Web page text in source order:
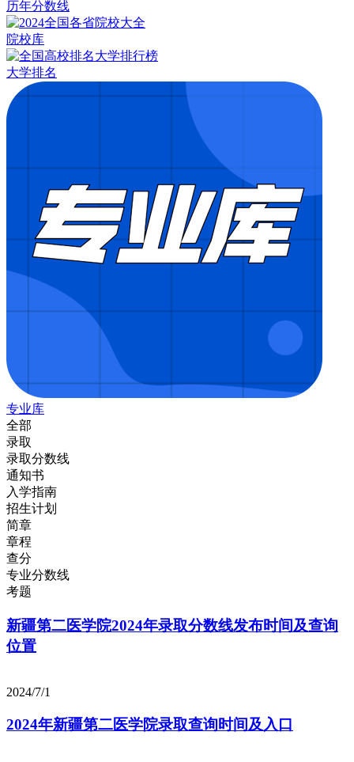
历年分数线
院校库
大学排名
专业库
全部
录取
录取分数线
通知书
入学指南
招生计划
简章
章程
查分
专业分数线
考题
新疆第二医学院2024年录取分数线发布时间及查询
位置
2024/7/1
2024年新疆第二医学院录取查询时间及入口